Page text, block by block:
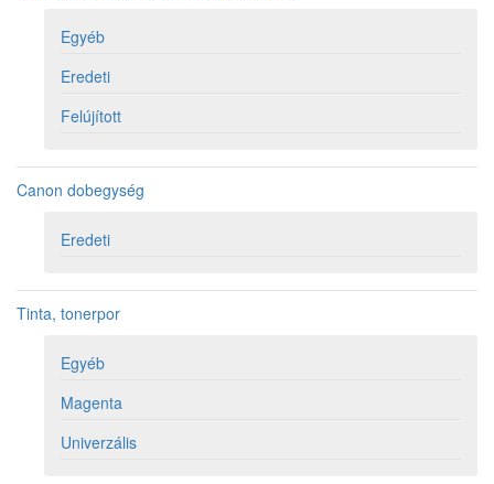
Egyéb
Eredeti
Felújított
Canon dobegység
Eredeti
Tinta, tonerpor
Egyéb
Magenta
Univerzális